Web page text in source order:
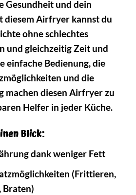
Gesundheit und dein
diesem Airfryer kannst du
ohne schlechtes
und gleichzeitig Zeit und
einfache Bedienung, die
und die
machen diesen Airfryer zu
Helfer in jeder Küche.
Blick:
dank weniger Fett
(Frittieren,
Braten)